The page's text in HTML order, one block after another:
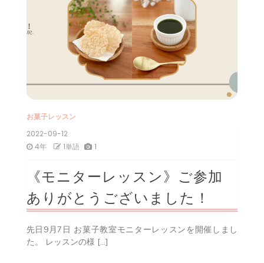
お菓子レッスン
2022-09-12
4年
1単語 1
《モニターレッスン》ご参加
ありがとうございました！
先日9月7日 お菓子教室モニターレッスンを開催しまし
た。 レッスンの様 […]